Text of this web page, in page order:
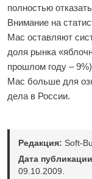
полностью
Внимание на
Mac оставляют
доля рынка
прошлом году –
Mac больше для
дела в России.
Редакция: Soft-
Дата
09.10.2009.